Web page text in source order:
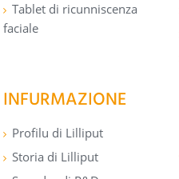
Tablet di ricunniscenza
faciale
INFURMAZIONE
Profilu di Lilliput
Storia di Lilliput